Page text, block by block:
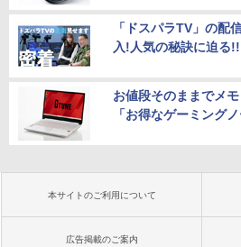
「ドスパラTV」の配
入!人気の秘訣に迫る!!
お値段そのままでメ
「お得なゲーミングノ
本サイトのご利用について
広告掲載のご案内